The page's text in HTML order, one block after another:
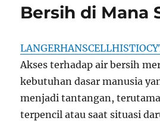
Bersih di Mana
Akses terhadap air bersih
kebutuhan dasar manusia
menjadi tantangan,
terpencil atau saat situasi